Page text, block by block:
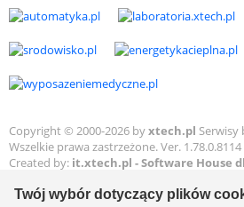
Twój wybór dotyczący plików
Copyright © 2000-2026 byxtech.pl Serwisy
Wszelkie prawa zastrzeżone. Ver. 1.78.0.8114
Created by: it.xtech.pl - Software House